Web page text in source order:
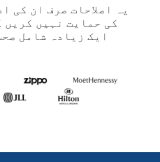
یہ اصلاحات صرف ان کی
کی حمایت نہیں
ایک زیادہ شامل